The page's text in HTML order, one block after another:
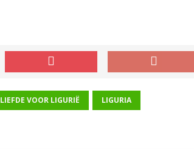
LIEFDE VOOR LIGURIË LIGURIA